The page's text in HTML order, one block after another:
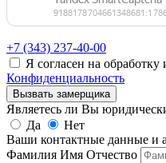
+7 (343) 237-40-00
Я согласен на
Конфиденциальность
Вызвать замерщика
Являетесь ли Вы
Да
Нет
Ваши контактные данные и
Фамилия Имя Отчество